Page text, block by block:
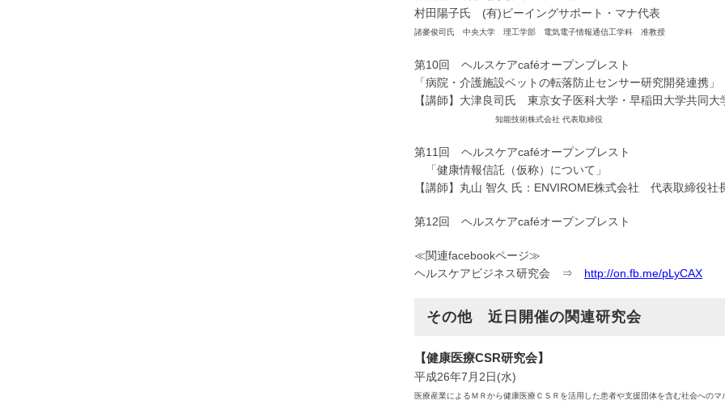
村田陽子氏 (有)ビーイングサポート・マナ代表
諸麥俊司氏 中央大学 理工学部 電気電子情報通信工学科 准教授
第10回 ヘルスケアcaféオープンブレスト
「病院・介護施設ベットの転落防止センサー研究開発連携」
【講師】大津良司氏 東京女子医科大学・早稲田大学共同大
知能技術株式会社 代表取締役
第11回 ヘルスケアcaféオープンブレスト
「健康情報信託（仮称）について」
【講師】丸山 智久 氏：ENVIROME株式会社 代表取締役社
第12回 ヘルスケアcaféオープンブレスト
≪関連facebookページ≫
ヘルスケアビジネス研究会 ⇒ http://on.fb.me/pLyCAX
その他 近日開催の関連研究会
【健康医療CSR研究会】
平成26年7月2日(水)
医療産業によるＭＲから健康医療ＣＳＲを活用した患者や支援団体を含む社会への